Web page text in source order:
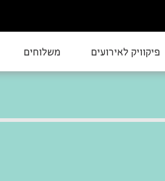
פיקוויק לאירועים משלוחים